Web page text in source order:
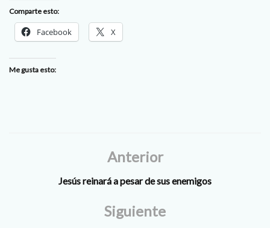
Comparte esto:
Facebook X
Me gusta esto:
Anterior
Jesús reinará a pesar de sus enemigos
Siguiente